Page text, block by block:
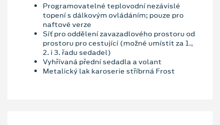
Programovatelné teplovodní nezávislé
topení s dálkovým ovládáním; pouze pro
naftové verze
Síť pro oddělení zavazadlového prostoru od
prostoru pro cestující (možné umístit za 1.,
2. i 3. řadu sedadel)
Vyhřívaná přední sedadla a volant
Metalický lak karoserie stříbrná Frost